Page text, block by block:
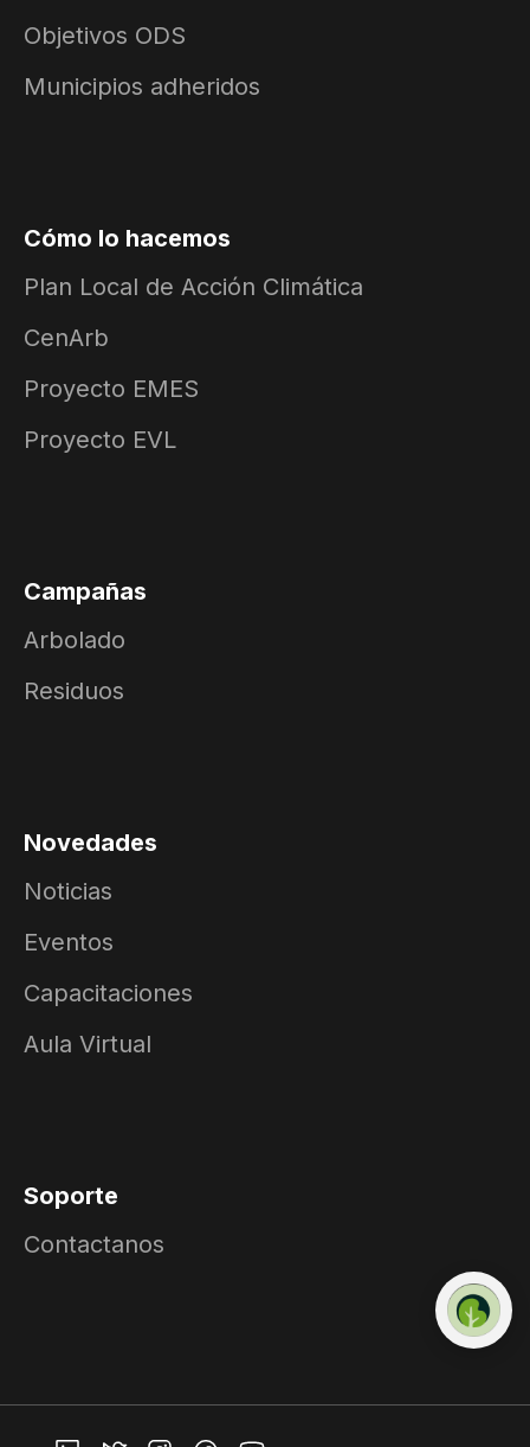
Objetivos ODS
Municipios adheridos
Cómo lo hacemos
Plan Local de Acción Climática
CenArb
Proyecto EMES
Proyecto EVL
Campañas
Arbolado
Residuos
Novedades
Noticias
Eventos
Capacitaciones
Aula Virtual
Soporte
Contactanos